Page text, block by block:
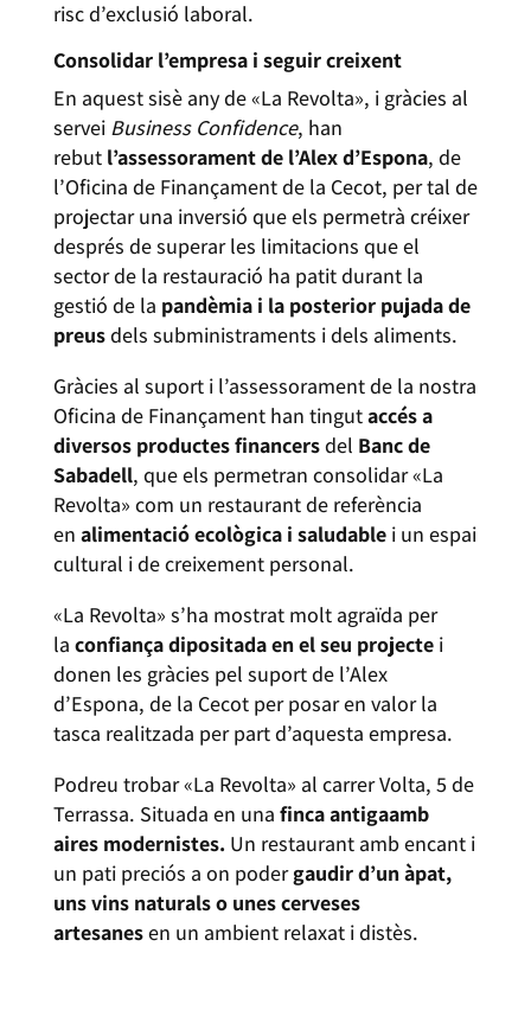
risc d’exclusió laboral.
Consolidar l’empresa i seguir creixent
En aquest sisè any de «La Revolta», i gràcies al
servei Business Confidence, han
rebut l’assessorament de l’Alex d’Espona, de
l’Oficina de Finançament de la Cecot, per tal de
projectar una inversió que els permetrà créixer
després de superar les limitacions que el
sector de la restauració ha patit durant la
gestió de la pandèmia i la posterior pujada de
preusdels subministraments i dels aliments.
Gràcies al suport i l’assessorament de la nostra
Oficina de Finançament han tingutaccés a
diversos productes financersdel Banc de
Sabadell, que els permetran consolidar «La
Revolta» com un restaurant de referència
en alimentació ecològica i saludablei un espai
cultural i de creixement personal.
«La Revolta» s’ha mostrat molt agraïda per
la confiança dipositada en el seu projectei
donen les gràcies pel suport de l’Alex
d’Espona, de la Cecot per posar en valor la
tasca realitzada per part d’aquesta empresa.
Podreu trobar «La Revolta» al carrer Volta, 5 de
Terrassa. Situada en una finca antigaamb
aires modernistes. Un restaurant amb encant i
un pati preciós a on podergaudir d’un àpat,
uns vins naturals o unes cerveses
artesanesen un ambient relaxat i distès.